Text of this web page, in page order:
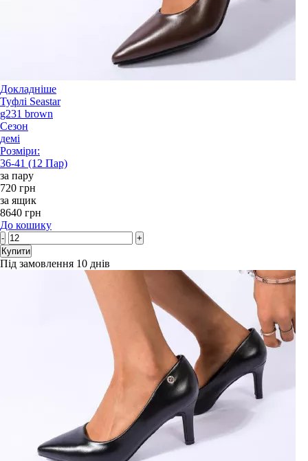
Докладніше
Туфлі Seastar
g231 brown
Сезон
демі
Розміри:
36-41 (12 Пар)
за пару
720 грн
за ящик
8640 грн
До кошику
-
+
Купити
Під замовлення 10 днів